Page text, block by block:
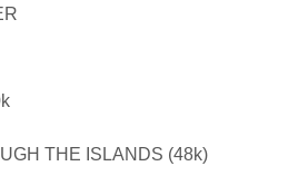
THE ISLANDS (48k)